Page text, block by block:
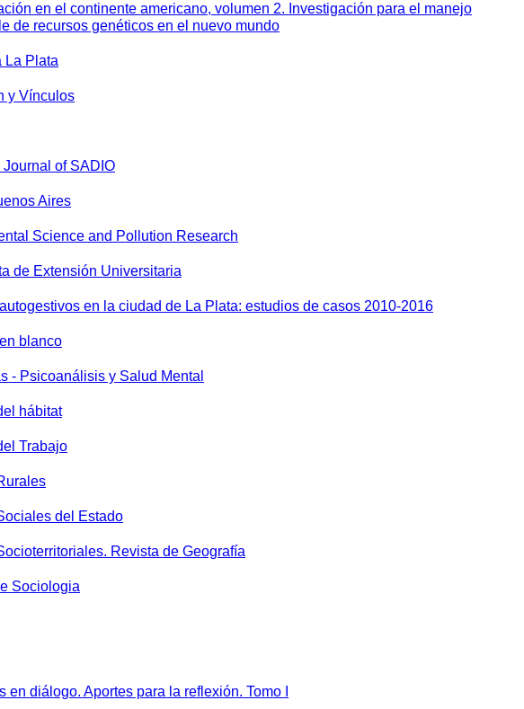
en el continente americano, volumen 2. Investigación para el manejo
de recursos genéticos en el nuevo mundo
La Plata
y Vínculos
Journal of SADIO
Aires
Science and Pollution Research
de Extensión Universitaria
en la ciudad de La Plata: estudios de casos 2010-2016
blanco
- Psicoanálisis y Salud Mental
hábitat
Trabajo
del Estado
Revista de Geografía
Sociologia
en diálogo. Aportes para la reflexión. Tomo I